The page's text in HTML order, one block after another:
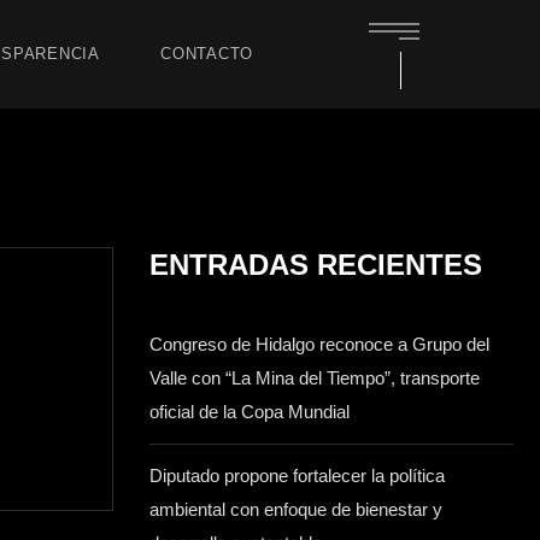
CONTACTO
ENTRADAS RECIENTES
Congreso de Hidalgo reconoce a Grupo del
Valle con “La Mina del Tiempo”, transporte
oficial de la Copa Mundial
Diputado propone fortalecer la política
ambiental con enfoque de bienestar y